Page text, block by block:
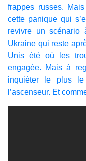
frappes russes.
cette panique qui
revivre un scénario
Ukraine qui reste
Unis été où les
engagée. Mais à
inquiéter le plus le
l’ascenseur. Et